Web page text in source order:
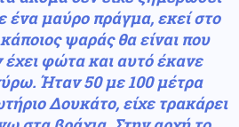
ένα μαύρο πράγμα, εκεί στο
ψαράς θα είναι που
έχει φώτα και αυτό έκανε
Ήταν 50 με 100 μέτρα
Δουκάτο, είχε τρακάρει